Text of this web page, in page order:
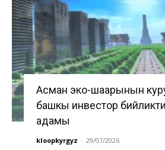
Асман эко-шаарынын
башкы инвестор
адамы
kloopkyrgyz - 29/07/2026